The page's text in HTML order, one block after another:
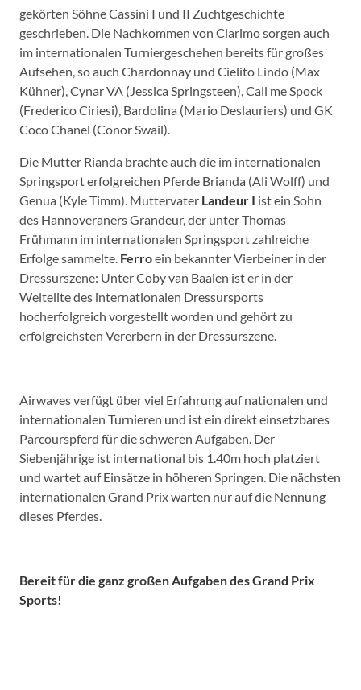
gekörten Söhne Cassini I und II Zuchtgeschichte
geschrieben. Die Nachkommen von Clarimo sorgen auch
im internationalen Turniergeschehen bereits für großes
Aufsehen, so auch Chardonnay und Cielito Lindo (Max
Kühner), Cynar VA (Jessica Springsteen), Call me Spock
(Frederico Ciriesi), Bardolina (Mario Deslauriers) und GK
Coco Chanel (Conor Swail).
Die Mutter Rianda brachte auch die im internationalen
Springsport erfolgreichen Pferde Brianda (Ali Wolff) und
Genua (Kyle Timm). Muttervater Landeur I ist ein Sohn
des Hannoveraners Grandeur, der unter Thomas
Frühmann im internationalen Springsport zahlreiche
Erfolge sammelte. Ferroein bekannter Vierbeiner in der
Dressurszene: Unter Coby van Baalen ist er in der
Weltelite des internationalen Dressursports
hocherfolgreich vorgestellt worden und gehört zu
erfolgreichsten Vererbern in der Dressurszene.
Airwaves verfügt über viel Erfahrung auf nationalen und
internationalen Turnieren und ist ein direkt einsetzbares
Parcourspferd für die schweren Aufgaben. Der
Siebenjährige ist international bis 1.40m hoch platziert
und wartet auf Einsätze in höheren Springen. Die nächsten
internationalen Grand Prix warten nur auf die Nennung
dieses Pferdes.
Bereit für die ganz großen Aufgaben des Grand Prix
Sports!